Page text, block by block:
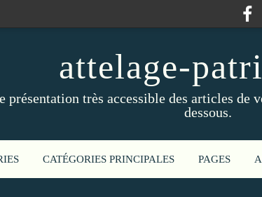
attelage-
présentation très accessible des articles
dessous.
CATÉGORIES PRINCIPALES PAGES